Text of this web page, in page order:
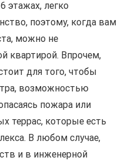
этажах, легко
поэтому, когда вам
можно не
квартирой. Впрочем,
для того, чтобы
возможностью
пожара или
террас, которые есть
В любом случае,
и в инженерной